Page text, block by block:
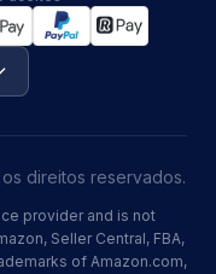
direitos reservados.
provider and is not
Seller Central, FBA,
of Amazon.com,